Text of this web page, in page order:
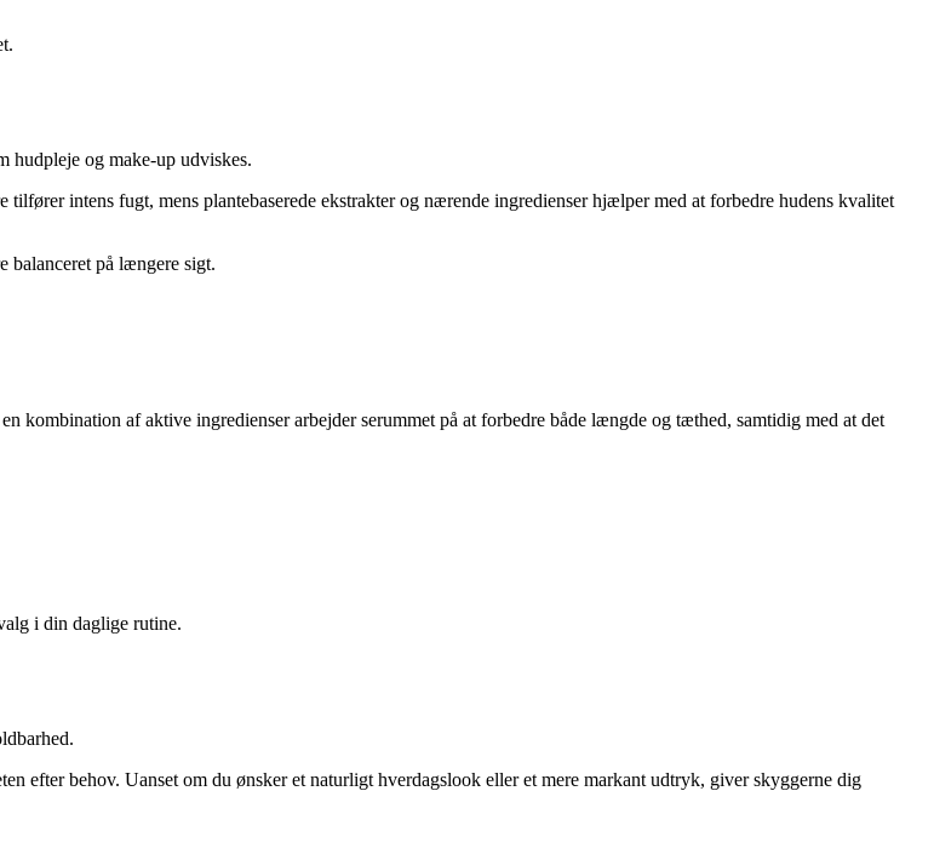
hudpleje og make-up udviskes.
intens fugt, mens plantebaserede ekstrakter og nærende ingredienser hjælper med at forbedre hudens kvalitet
balanceret på længere sigt.
af aktive ingredienser arbejder serummet på at forbedre både længde og tæthed, samtidig med at det
i din daglige rutine.
efter behov. Uanset om du ønsker et naturligt hverdagslook eller et mere markant udtryk, giver skyggerne dig